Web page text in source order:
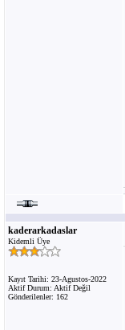
kaderarkadaslar
Kidemli Üye
Kayıt Tarihi: 23-Agustos-2022
Aktif Durum: Aktif Değil
Gönderilenler: 162